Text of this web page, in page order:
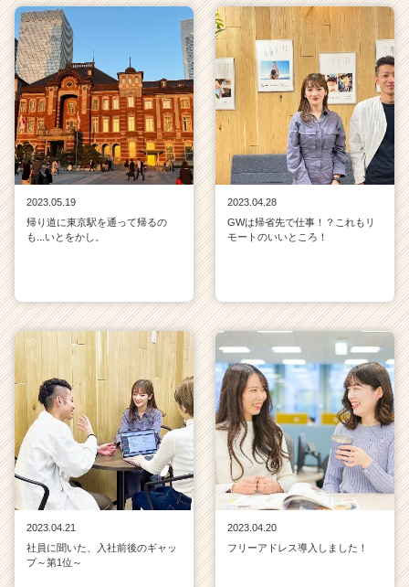
2023.05.19
帰り道に東京駅を通って帰るの
も...いとをかし。
2023.04.28
GWは帰省先で仕事！？これもリ
モートのいいところ！
2023.04.21
社員に聞いた、入社前後のギャッ
プ～第1位～
2023.04.20
フリーアドレス導入しました！